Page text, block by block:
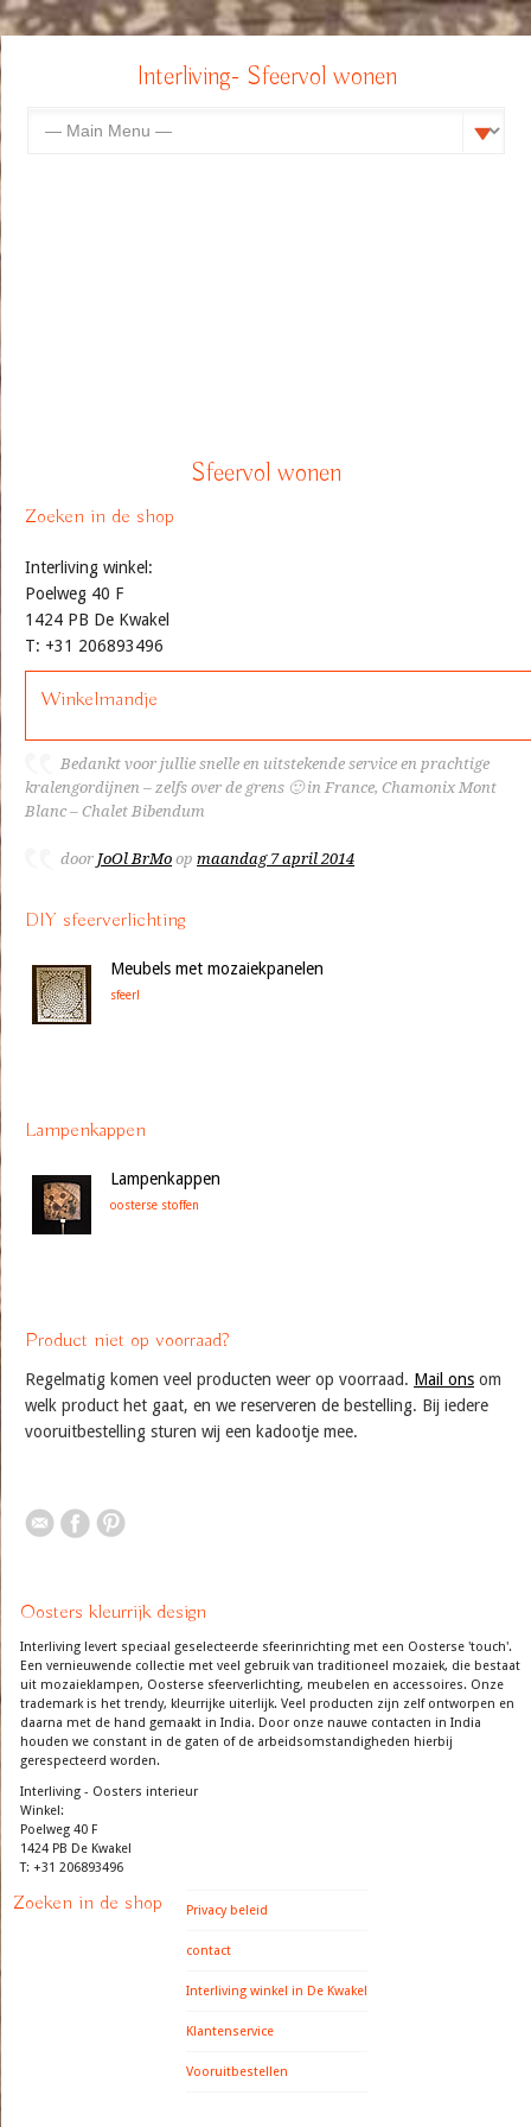
Interliving- Sfeervol wonen
Sfeervol wonen
Zoeken in de shop
Interliving winkel:
Poelweg 40 F
1424 PB De Kwakel
T: +31 206893496
Winkelmandje
Bedankt voor jullie snelle en uitstekende service en prachtige
kralengordijnen – zelfs over de grens 🙂 in France, Chamonix Mont
Blanc – Chalet Bibendum
door JoOl BrMo op maandag 7 april 2014
DIY sfeerverlichting
Meubels met mozaiekpanelen
sfeer!
Lampenkappen
Lampenkappen
oosterse stoffen
Product niet op voorraad?
Regelmatig komen veel producten weer op voorraad. Mail ons om
welk product het gaat, en we reserveren de bestelling. Bij iedere
vooruitbestelling sturen wij een kadootje mee.
Oosters kleurrijk design
Interliving levert speciaal geselecteerde sfeerinrichting met een Oosterse 'touch'.
Een vernieuwende collectie met veel gebruik van traditioneel mozaiek, die bestaat
uit mozaieklampen, Oosterse sfeerverlichting, meubelen en accessoires. Onze
trademark is het trendy, kleurrijke uiterlijk. Veel producten zijn zelf ontworpen en
daarna met de hand gemaakt in India. Door onze nauwe contacten in India
houden we constant in de gaten of de arbeidsomstandigheden hierbij
gerespecteerd worden.
Interliving - Oosters interieur
Winkel:
Poelweg 40 F
1424 PB De Kwakel
T: +31 206893496
Zoeken in de shop Privacy beleid
contact
Interliving winkel in De Kwakel
Klantenservice
Vooruitbestellen